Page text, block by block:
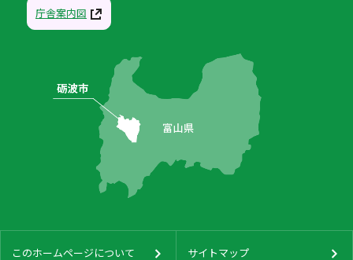
庁舎案内図
このホームページについて サイトマップ